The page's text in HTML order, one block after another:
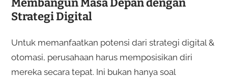
Membangun Masa Depan dengan
Strategi Digital
Untuk memanfaatkan potensi dari strategi digital &
otomasi, perusahaan harus memposisikan diri
mereka secara tepat. Ini bukan hanya soal